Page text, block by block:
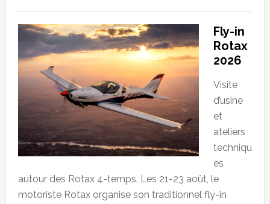
Fly-in
Rotax
2026
Visite
d’usine
et
ateliers
techniqu
es
autour des Rotax 4-temps. Les 21-23 août, le
motoriste Rotax organise son traditionnel fly-in